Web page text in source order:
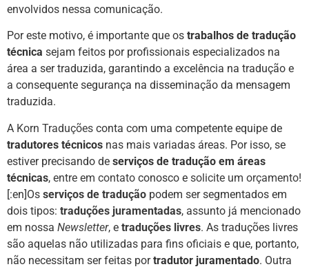
envolvidos nessa comunicação.
Por este motivo, é importante que os trabalhos de tradução
técnica sejam feitos por profissionais especializados na
área a ser traduzida, garantindo a excelência na tradução e
a consequente segurança na disseminação da mensagem
traduzida.
A Korn Traduções conta com uma competente equipe de
tradutores técnicos nas mais variadas áreas. Por isso, se
estiver precisando de serviços de tradução em áreas
técnicas, entre em contato conosco e solicite um orçamento!
[:en]Os serviços de tradução podem ser segmentados em
dois tipos: traduções juramentadas, assunto já mencionado
em nossa Newsletter, e traduções livres. As traduções livres
são aquelas não utilizadas para fins oficiais e que, portanto,
não necessitam ser feitas portradutor juramentado. Outra